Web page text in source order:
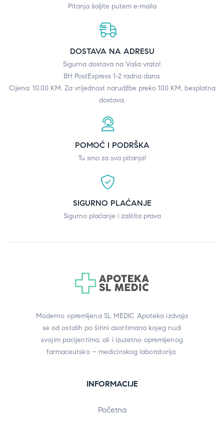
Pitanja šaljite putem e-maila
DOSTAVA NA ADRESU
Sigurna dostava na Vaša vrata!
BH PostExpress 1-2 radna dana.
Cijena: 10.00 KM. Za vrijednost narudžbe preko 100 KM, besplatna
dostava.
POMOĆ I PODRŠKA
Tu smo za sva pitanja!
SIGURNO PLAĆANJE
Sigurno plaćanje i zaštita prava
Moderno opremljena SL MEDIC Apoteka izdvaja
se od ostalih po širini asortimana kojeg nudi
svojim pacijentima, ali i izuzetno opremljenog
farmaceutsko – medicinskog laboratorija.
INFORMACIJE
Početna